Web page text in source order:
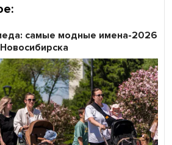
самые модные имена-2026